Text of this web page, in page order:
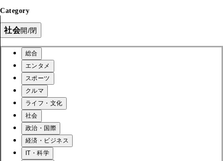
Category
社会開/閉
総合
エンタメ
スポーツ
クルマ
ライフ・文化
社会
政治・国際
経済・ビジネス
IT・科学